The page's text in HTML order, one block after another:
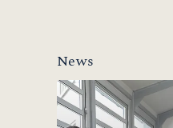
News